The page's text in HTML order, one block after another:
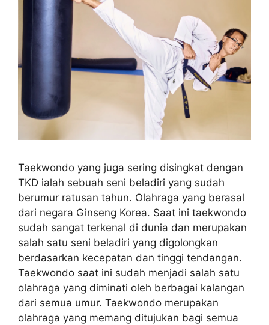
Taekwondo yang juga sering disingkat dengan
TKD ialah sebuah seni beladiri yang sudah
berumur ratusan tahun. Olahraga yang berasal
dari negara Ginseng Korea. Saat ini taekwondo
sudah sangat terkenal di dunia dan merupakan
salah satu seni beladiri yang digolongkan
berdasarkan kecepatan dan tinggi tendangan.
Taekwondo saat ini sudah menjadi salah satu
olahraga yang diminati oleh berbagai kalangan
dari semua umur. Taekwondo merupakan
olahraga yang memang ditujukan bagi semua